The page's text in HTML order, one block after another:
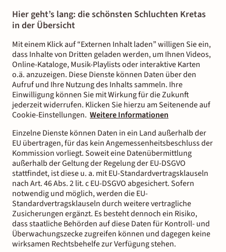
Hier geht’s lang: die schönsten Schluchten Kretas
in der Übersicht
Mit einem Klick auf “Externen Inhalt laden” willigen Sie ein,
dass Inhalte von Dritten geladen werden, um Ihnen Videos,
Online-Kataloge, Musik-Playlists oder interaktive Karten
o.ä. anzuzeigen. Diese Dienste können Daten über den
Aufruf und Ihre Nutzung des Inhalts sammeln. Ihre
Einwilligung können Sie mit Wirkung für die Zukunft
jederzeit widerrufen. Klicken Sie hierzu am Seitenende auf
Cookie-Einstellungen. Weitere Informationen
Einzelne Dienste können Daten in ein Land außerhalb der
EU übertragen, für das kein Angemessenheitsbeschluss der
Kommission vorliegt. Soweit eine Datenübermittlung
außerhalb der Geltung der Regelung der EU-DSGVO
stattfindet, ist diese u. a. mit EU-Standardvertragsklauseln
nach Art. 46 Abs. 2 lit. c EU-DSGVO abgesichert. Sofern
notwendig und möglich, werden die EU-
Standardvertragsklauseln durch weitere vertragliche
Zusicherungen ergänzt. Es besteht dennoch ein Risiko,
dass staatliche Behörden auf diese Daten für Kontroll- und
Überwachungszecke zugreifen können und dagegen keine
wirksamen Rechtsbehelfe zur Verfügung stehen.